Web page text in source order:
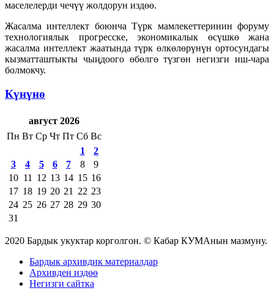
маселелерди чечүү жолдорун издөө.
Жасалма интеллект боюнча Түрк мамлекеттеринин форуму
технологиялык прогресске, экономикалык өсүшкө жана
жасалма интеллект жаатында түрк өлкөлөрүнүн ортосундагы
кызматташтыкты чыңдоого өбөлгө түзгөн негизги иш-чара
болмокчу.
Күнүнө
август 2026
Пн Вт Ср Чт Пт Сб Вс
1
2
3
4 5 6 7 8
9
10 11 12 13 14 15 16
17 18 19 20 21 22 23
24 25 26 27 28 29 30
31
2020 Бардык укуктар корголгон. © Кабар КУМАнын мазмуну.
Бардык архивдик материалдар
Архивден издөө
Негизги сайтка